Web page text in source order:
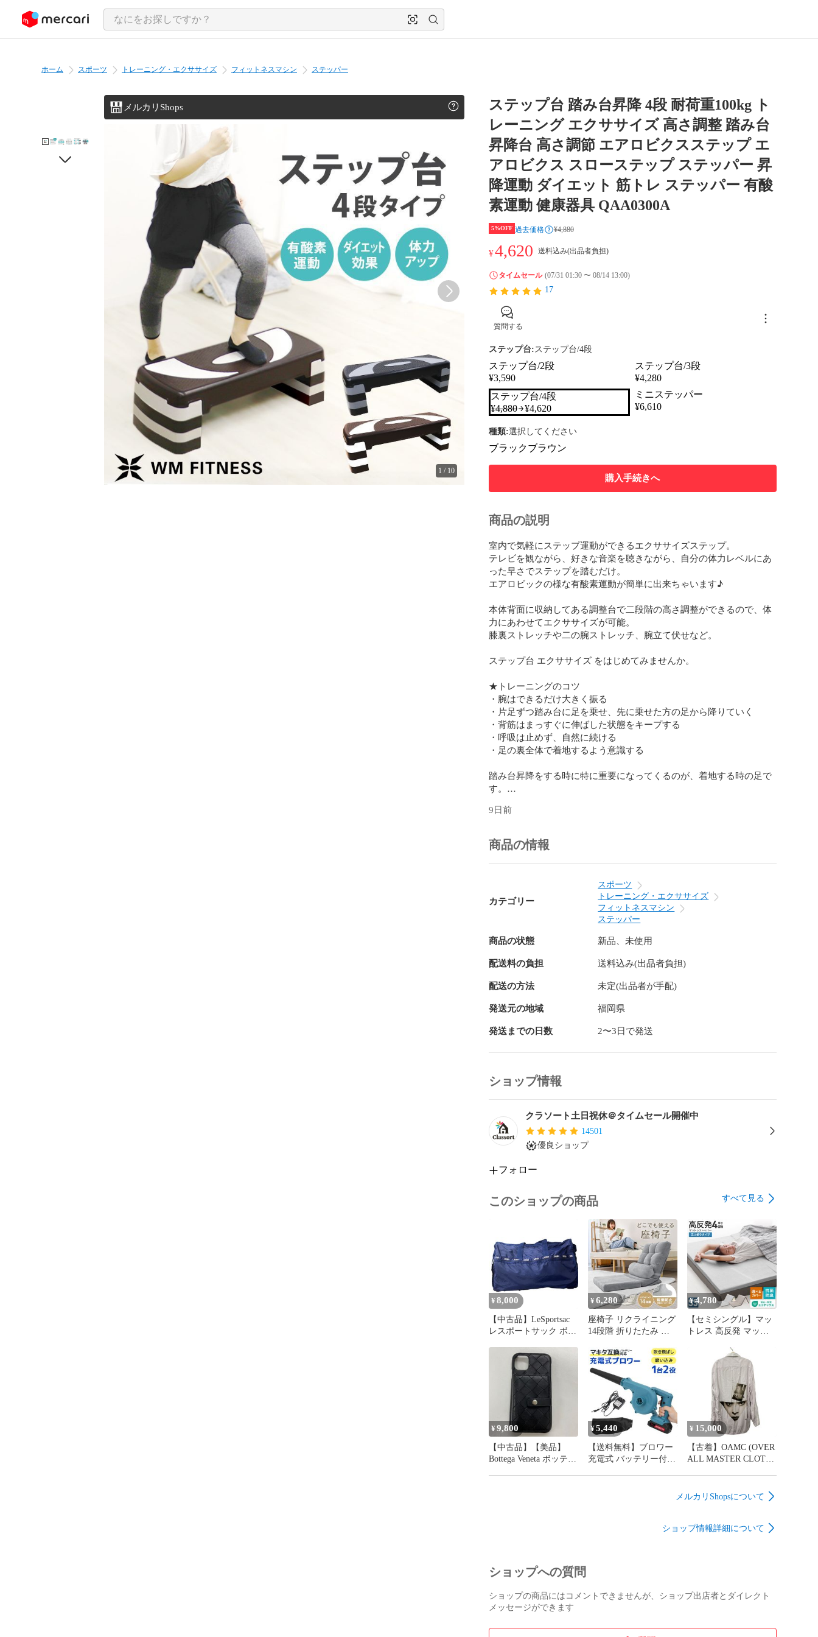
ツにスキップ
ホーム スポーツ トレーニング・エクササイズ フィットネスマシン ステッパー
メルカリShops
1 / 10
ステップ台 踏み台昇降 4段 耐荷重100kg ト
レーニング エクササイズ 高さ調整 踏み台
昇降台 高さ調節 エアロビクスステップ エ
アロビクス スローステップ ステッパー 昇
降運動 ダイエット 筋トレ ステッパー 有酸
素運動 健康器具 QAA0300A
5%OFF 過去価格 ¥4,880
¥4,620 送料込み(出品者負担)
タイムセール (07/31 01:30 〜 08/14 13:00)
17
質問する
ステップ台:ステップ台/4段
ステップ台/2段
¥3,590
ステップ台/3段
¥4,280
ステップ台/4段
¥4,880 ¥4,620
ミニステッパー
¥6,610
種類:選択してください
ブラックブラウン
購入手続きへ
商品の説明
室内で気軽にステップ運動ができるエクササイズステップ。
テレビを観ながら、好きな音楽を聴きながら、自分の体力レベルにあ
った早さでステップを踏むだけ。
エアロビックの様な有酸素運動が簡単に出来ちゃいます♪
本体背面に収納してある調整台で二段階の高さ調整ができるので、体
力にあわせてエクササイズが可能。
膝裏ストレッチや二の腕ストレッチ、腕立て伏せなど。
ステップ台 エクササイズ をはじめてみませんか。
★トレーニングのコツ
・腕はできるだけ大きく振る
・片足ずつ踏み台に足を乗せ、先に乗せた方の足から降りていく
・背筋はまっすぐに伸ばした状態をキープする
・呼吸は止めず、自然に続ける
・足の裏全体で着地するよう意識する
踏み台昇降をする時に特に重要になってくるのが、着地する時の足で
す。
るとふくらはぎの筋肉が肥大して足が太くなってしまうことも。
できるだけ足首に負担をかけずスッキリと脂肪を落とすには、足の裏
全体を同時に着地させることを意識して、段差を上り下りしましょ
う。
カラー：ブラック、ブラウン
サイズ：幅80×奥行31×高さ10cm/15cm/20cm/25cm（四段階調節）
重量	：3.9kg
素材：PP（ポリプロピレン）
注意事項
・本体のグレー、ホワイト部分は、デザインの一部であり、高さ調節
い。また、外れていた場合には、必ず組み合わせてからご使用くださ
・こちらの商品は家庭用となります。施設などでのご使用はお控え下
・高齢の方、お子様がご使用になる場合は必ず指導者や保護者の方が
・商品は、モニターによって色合いが異なって見える場合がありま
す。
・仕様・デザインは改良のため予告なく変更することがあります。
保証期間：7日間
す。
※北海道・沖縄・離島等、一部地域は別途中途料がかかります。
備考
・配達地域や交通事情等により、希望配達日時にお届けできない場合
がございます。あらかじめご了承ください。
9日前
商品の情報
カテゴリー
スポーツ
トレーニング・エクササイズ
フィットネスマシン
ステッパー
商品の状態 新品、未使用
配送料の負担 送料込み(出品者負担)
配送の方法 未定(出品者が手配)
発送元の地域 福岡県
発送までの日数 2〜3日で発送
ショップ情報
クラソート土日祝休＠タイムセール開催中
14501
優良ショップ
フォロー
このショップの商品 すべて見る
¥ 8,000
【中古品】LeSportsac
レスポートサック ボス
ルダー ナイロン ブル
¥6,280
座椅子 リクライニング
14段階 折りたたみ ど
ベッド上 座椅子 リク
ライニング座椅子 こた
つ用 ソファ 椅子 チェ
ア 背もたれ クッショ
ン 折り畳み 軽量 スリ
ム コンパクト 1人 一人
掛け 北欧 おしゃれ シ
ンプル FGC018
¥4,780
【セミシングル】マッ
トレス 高反発 マット
バー 厚み4cm 敷布団
敷き布団 三つ折り 高
反発マットレス 折りた
たみ 3つ折り ベッドマ
ットレス 高反発マット
ベッドマット 硬め 寝
具 布団 マット FEB049
FEB053
¥9,800
【中古品】【美品】
Bottega Veneta ボッテガ
¥5,440
【送料無料】ブロワー
充電式 バッテリー付き
掃除 電動工具 互換 ハ
¥ 15,000
【古着】OAMC (OVER
ALL MASTER CLOTH)
OAMS602068 L メンズ
メルカリShopsについて
ショップ情報詳細について
ショップへの質問
ショップの商品にはコメントできませんが、ショップ出店者とダイレクト
メッセージができます